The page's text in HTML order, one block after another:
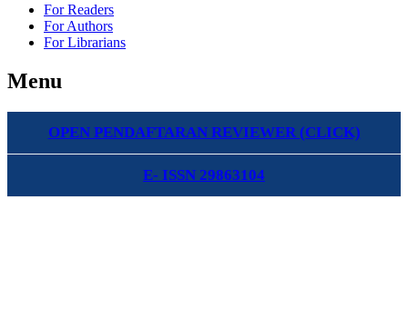
For Readers
For Authors
For Librarians
Menu
OPEN PENDAFTARAN REVIEWER (CLICK)
E- ISSN 29863104